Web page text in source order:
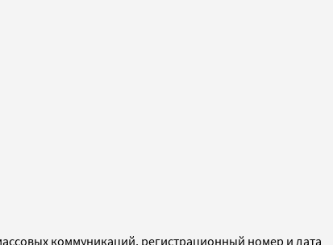
коммуникаций, регистрационный номер и дата